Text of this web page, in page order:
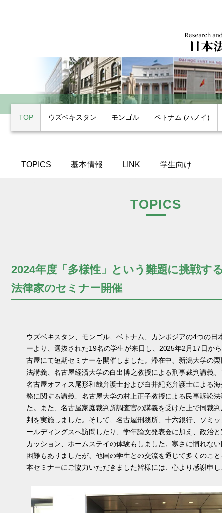
TOP ウズベキスタン モンゴル ベトナム (ハノイ)
TOPICS 基本情報 LINK 学生向け
TOPICS
2024年度「多様性」という難題に挑戦す
法律家のセミナー開催
ウズベキスタン、モンゴル、ベトナム、カンボジアの4つの日
ーより、選抜された19名の学生が来日し、2025年2月17日か
古屋にて短期セミナーを開催しました。滞在中、新潟大学の
法講義、名古屋経済大学の白出博之教授による刑事裁判講義
名古屋オフィス尾形和哉弁護士および白井紀充弁護士による
務に関する講義、名古屋大学の村上正子教授による民事訴訟
た。また、名古屋家庭裁判所調査官の講義を受けた上で同裁
判を実施しました。そして、名古屋刑務所、十六銀行、ソミ
ールディングスへ訪問したり、学年論文発表会に加え、政治
カッション、ホームステイの体験もしました。寒さに慣れな
困難もありましたが、他国の学生との交流を通じて多くのこ
本セミナーにご協力いただきました皆様には、心より感謝申